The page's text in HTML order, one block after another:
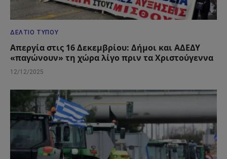
ΔΕΛΤΊΟ ΤΎΠΟΥ
Απεργία στις 16 Δεκεμβρίου: Δήμοι και ΑΔΕΔΥ
«παγώνουν» τη χώρα λίγο πριν τα Χριστούγεννα
12/12/2025